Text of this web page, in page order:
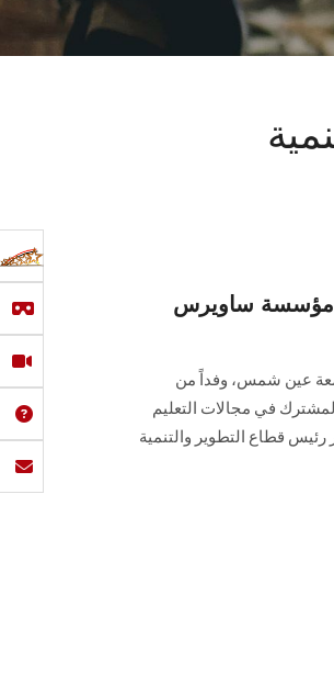
مؤسسة ساويرس
عين شمس، وفداً من
في مجالات التعليم
رئيس قطاع التطوير والتنمية